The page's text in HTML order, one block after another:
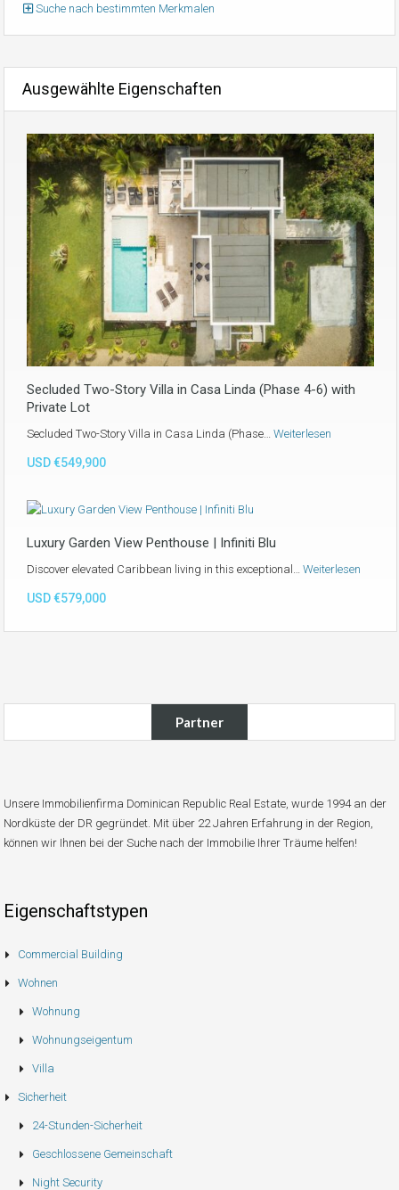
Suche nach bestimmten Merkmalen
Ausgewählte Eigenschaften
Secluded Two-Story Villa in Casa Linda (Phase 4-6) with
Private Lot
Secluded Two-Story Villa in Casa Linda (Phase… Weiterlesen
USD €549,900
Luxury Garden View Penthouse | Infiniti Blu
Discover elevated Caribbean living in this exceptional… Weiterlesen
USD €579,000
Partner
Unsere Immobilienfirma Dominican Republic Real Estate, wurde 1994 an der
Nordküste der DR gegründet. Mit über 22 Jahren Erfahrung in der Region,
können wir Ihnen bei der Suche nach der Immobilie Ihrer Träume helfen!
Eigenschaftstypen
Commercial Building
Wohnen
Wohnung
Wohnungseigentum
Villa
Sicherheit
24-Stunden-Sicherheit
Geschlossene Gemeinschaft
Night Security